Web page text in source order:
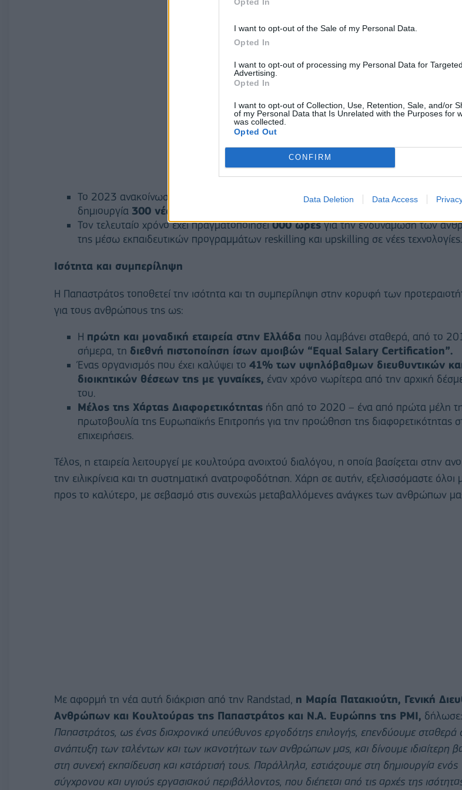
I want to opt-out of the Sale of my Personal Data.
Opted In
I want to opt-out of processing my Personal Data for Targeted
Advertising.
Opted In
I want to opt-out of Collection, Use, Retention, Sale, and/or
of my Personal Data that Is Unrelated with the Purposes for
was collected.
Opted Out
CONFIRM
Data Deletion Data Access
Το 2023 ανακοίνωσε νέα επένδυση 200 εκατομμυρίων ευρώ, η οποία οδήγησε στη
δημιουργία 300 νέων θέσεων εργασίας
Τον τελευταίο χρόνο έχει πραγματοποιήσει000 ώρεςγια την ενδυνάμωση των
της μέσω εκπαιδευτικών προγραμμάτων reskilling και upskilling σε νέες τεχνολογίες.
Ισότητα και συμπερίληψη
H Παπαστράτος τοποθετεί την ισότητα και τη συμπερίληψη στην κορυφή των
για τους ανθρώπους της ως:
Η πρώτη και μοναδική εταιρεία στην Ελλάδα που λαμβάνει σταθερά, από το
σήμερα, τη διεθνή πιστοποίηση ίσων αμοιβών “Equal Salary Certification”.
Ένας οργανισμός που έχει καλύψει το 41% των υψηλόβαθμων διευθυντικών
διοικητικών θέσεων της με γυναίκες, έναν χρόνο νωρίτερα από την αρχική
του.
Μέλος της Χάρτας Διαφορετικότητας ήδη από το 2020 – ένα από πρώτα μέλη
πρωτοβουλία της Ευρωπαϊκής Επιτροπής για την προώθηση της διαφορετικότητας
επιχειρήσεις.
Τέλος, η εταιρεία λειτουργεί με κουλτούρα ανοιχτού διαλόγου, η οποία βασίζεται στην
την ειλικρίνεια και τη συστηματική ανατροφοδότηση. Χάρη σε αυτήν, εξελισσόμαστε όλοι
προς το καλύτερο, με σεβασμό στις συνεχώς μεταβαλλόμενες ανάγκες των ανθρώπων
Με αφορμή τη νέα αυτή διάκριση από την Randstad, η Μαρία Πατακιούτη, Γενική
Ανθρώπων και Κουλτούρας της Παπαστράτος και Ν.Α. Ευρώπης της PMI, δήλωσε:
Παπαστράτος, ως ένας διαχρονικά υπεύθυνος εργοδότης επιλογής, επενδύουμε σταθερά
ανάπτυξη των ταλέντων και των ικανοτήτων των ανθρώπων μας, και δίνουμε ιδιαίτερη
στη συνεχή εκπαίδευση και κατάρτισή τους. Παράλληλα, εστιάζουμε στη δημιουργία ενός
σύγχρονου και υγιούς εργασιακού περιβάλλοντος, που διέπεται από τις αρχές της